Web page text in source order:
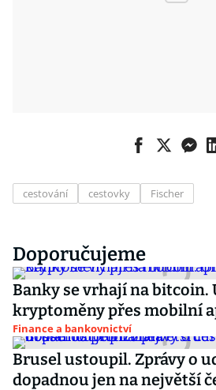
cestování cestovky Fischer
Doporučujeme
Banky se vrhají na bitcoin.
kryptoměny přes mobilní
Finance a bankovnictví
Brusel ustoupil. Zprávy o
dopadnou jen na největší